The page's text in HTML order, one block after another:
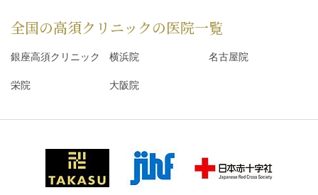
全国の高須クリニックの医院一覧
銀座高須クリニック 横浜院 名古屋院
栄院 大阪院